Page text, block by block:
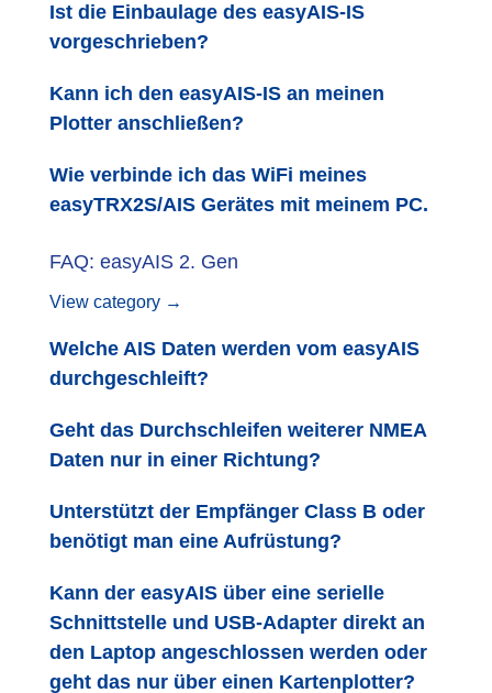
Ist die Einbaulage des easyAIS-IS
vorgeschrieben?
Kann ich den easyAIS-IS an meinen
Plotter anschließen?
Wie verbinde ich das WiFi meines
easyTRX2S/AIS Gerätes mit meinem PC.
FAQ: easyAIS 2. Gen
View category →
Welche AIS Daten werden vom easyAIS
durchgeschleift?
Geht das Durchschleifen weiterer NMEA
Daten nur in einer Richtung?
Unterstützt der Empfänger Class B oder
benötigt man eine Aufrüstung?
Kann der easyAIS über eine serielle
Schnittstelle und USB-Adapter direkt an
den Laptop angeschlossen werden oder
geht das nur über einen Kartenplotter?